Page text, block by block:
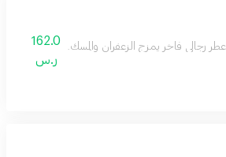
عطر رجالي فاخر يمزج الزعفران والمسك والأخشاب
162.0
ر.س